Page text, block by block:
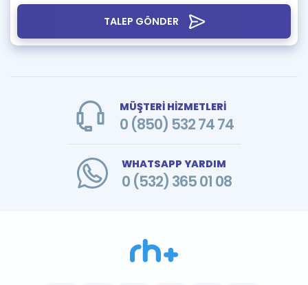
TALEP GÖNDER
MÜŞTERİ HİZMETLERİ
0 (850) 532 74 74
WHATSAPP YARDIM
0 (532) 365 01 08